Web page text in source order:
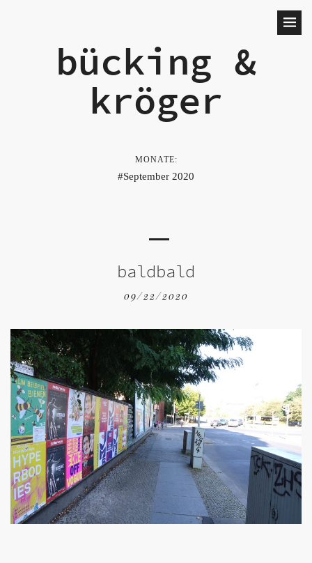
bücking &
kröger
MONATE:
September 2020
baldbald
09/22/2020